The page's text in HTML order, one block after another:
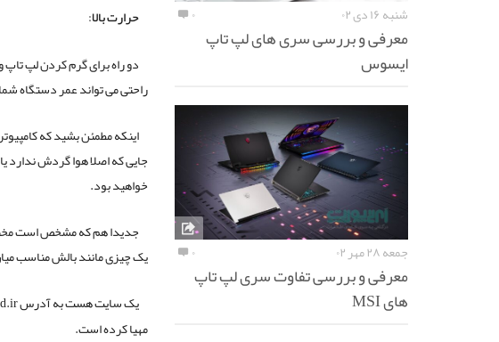
حرارت بالا:
دو راه برای گرم کردن لپ
راحتی می تواند عمر دستگاه
اینکه مطمئن بشید که
جایی که اصلا هوا گردش ندارد
خواهید بود.
جدیدا هم که مشخص است
یک چیزی مانند بالش مناسب
یک سایت هست به آدرس coolpad.ir که کول پدهای خیلی خوبی دارد و در ایران تهیه انواع
مهیا کرده است.
شنبه ۱۶ دی ۰۲ ۰
معرفی و بررسی سری های لپ تاپ
ایسوس
جمعه ۲۸ مهر ۰۲ ۰
معرفی و بررسی تفاوت سری لپ تاپ
های MSI